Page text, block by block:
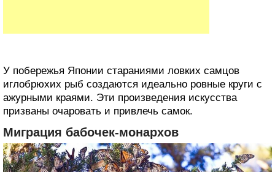
У побережья Японии стараниями ловких самцов
‎иглобрюхих рыб создаются идеально ровные круги с
ажурными краями. Эти произведения ‎искусства
призваны очаровать и привлечь самок.
Миграция бабочек-монархов